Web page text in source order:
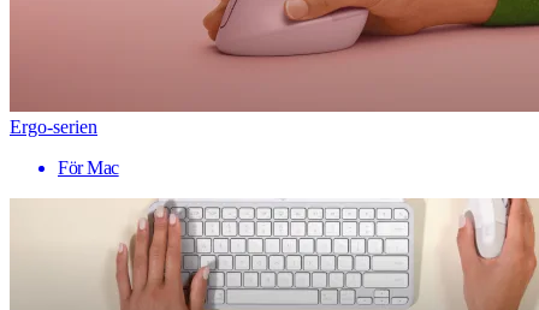
Ergo-serien
För Mac